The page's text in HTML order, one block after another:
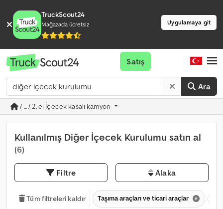
TruckScout24
Mağazada ücretsiz Uygulamaya git
Ara
Satış
/ ... / 2. el İçecek kasalı kamyon
Kullanılmış Diğer İçecek Kurulumu satın al
(6)
Filtre Alaka
Tüm filtreleri kaldır Taşıma araçları ve ticari araçlar